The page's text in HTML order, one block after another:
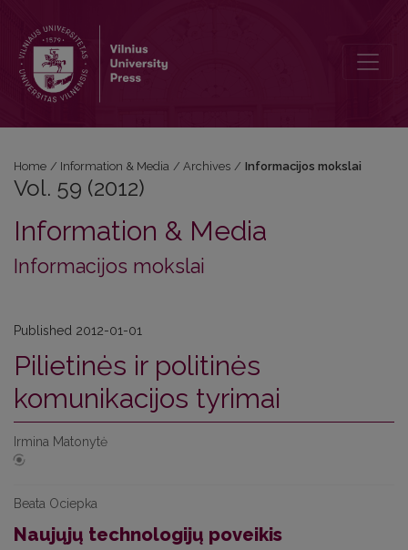
Home / Information & Media / Archives / Informacijos mokslai
Vol. 59 (2012)
Information & Media
Informacijos mokslai
Published 2012-01-01
Pilietinės ir politinės
komunikacijos tyrimai
Irmina Matonytė
Beata Ociepka
Naujųjų technologijų poveikis